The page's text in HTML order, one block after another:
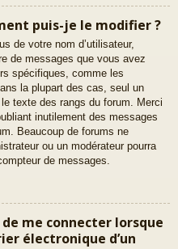
puis-je le modifier ?
de votre nom d’utilisateur,
de messages que vous avez
spécifiques, comme les
la plupart des cas, seul un
texte des rangs du forum. Merci
inutilement des messages
Beaucoup de forums ne
ou un modérateur pourra
de messages.
me connecter lorsque
électronique d’un